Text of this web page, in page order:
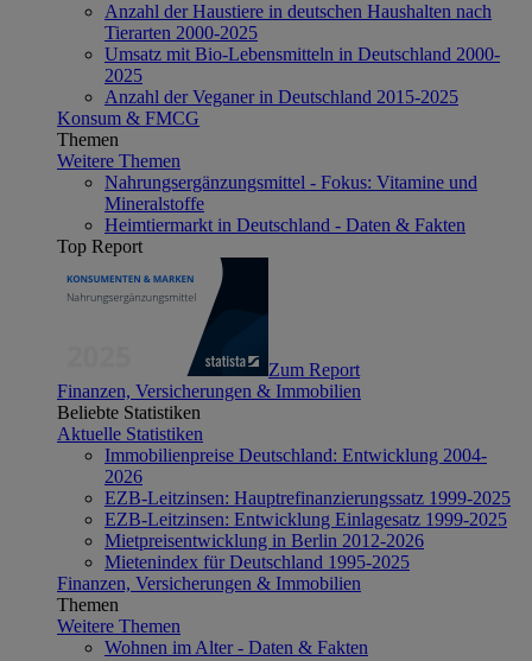
Anzahl der Haustiere in deutschen Haushalten nach
Tierarten 2000-2025
Umsatz mit Bio-Lebensmitteln in Deutschland 2000-
2025
Anzahl der Veganer in Deutschland 2015-2025
Konsum & FMCG
Themen
Weitere Themen
Nahrungsergänzungsmittel - Fokus: Vitamine und
Mineralstoffe
Heimtiermarkt in Deutschland - Daten & Fakten
Top Report
Zum Report
Finanzen, Versicherungen & Immobilien
Beliebte Statistiken
Aktuelle Statistiken
Immobilienpreise Deutschland: Entwicklung 2004-
2026
EZB-Leitzinsen: Hauptrefinanzierungssatz 1999-2025
EZB-Leitzinsen: Entwicklung Einlagesatz 1999-2025
Mietpreisentwicklung in Berlin 2012-2026
Mietenindex für Deutschland 1995-2025
Finanzen, Versicherungen & Immobilien
Themen
Weitere Themen
Wohnen im Alter - Daten & Fakten